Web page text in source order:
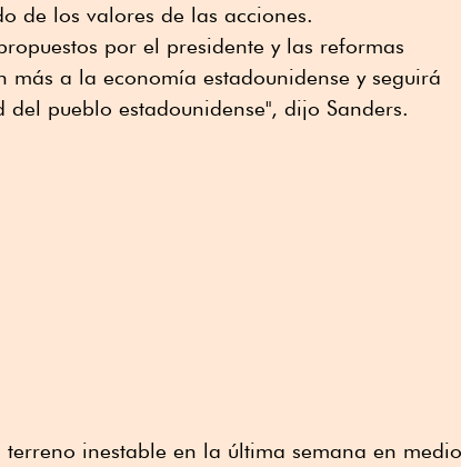
de los valores de las acciones.
por el presidente y las reformas
más a la economía estadounidense y seguirá
pueblo estadounidense", dijo Sanders.
terreno inestable en la última semana en